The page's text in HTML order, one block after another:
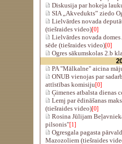
Diskusija par hokeja
SIA „Akvedukts” ziedo
Lielvārdes novada
(tiešraides video)[0]
Lielvārdes novada
sēde (tiešraides video)[0]
Ogres sākumskolas 2.b
PA "Mālkalne" aicina
ONUB vienojas par
attīstības komisiju[0]
Ģimenes atbalsta dienas
Lemj par ēdināšanas
(tiešraides video)[0]
Rosina Jūlijam
pilsonis"[1]
Ogresgala pagasta
Mazozoliem (tiešraides